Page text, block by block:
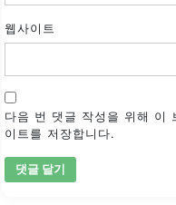
웹사이트
다음 번 댓글 작성을 위해 이
이트를 저장합니다.